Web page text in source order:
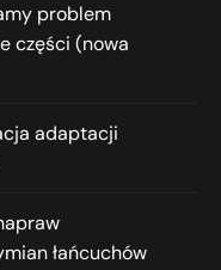
problem
części (nowa
adaptacji
łańcuchów